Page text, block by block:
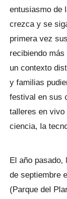
entusiasmo de
crezca y se
primera vez
recibiendo
un contexto
y familias
festival en sus
talleres en
ciencia, la
El año pasado,
de septiembre
(Parque del